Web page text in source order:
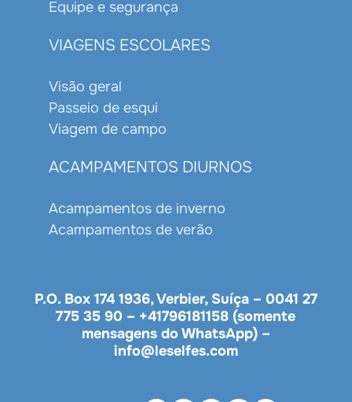
Equipe e segurança
VIAGENS ESCOLARES
Visão geral
Passeio de esqui
Viagem de campo
ACAMPAMENTOS DIURNOS
Acampamentos de inverno
Acampamentos de verão
P.O. Box 174 1936, Verbier, Suíça – 0041 27
775 35 90 – +41796181158 (somente
mensagens do WhatsApp)–
info@leselfes.com